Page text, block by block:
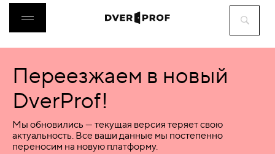
ДВЕРИ
ФУРНИТУРА
ВОРОТА
Переезжаем в новый
DverProf!
Мы обновились — текущая версия теряет свою
актуальность. Все ваши данные мы постепенно
переносим на новую платформу.